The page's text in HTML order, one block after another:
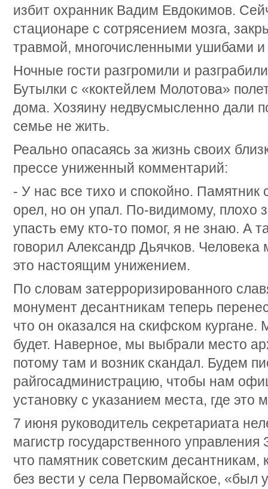
избит охранник Вадим Евдокимов.
стационаре с сотрясением мозга,
травмой, многочисленными ушибами и
Ночные гости разгромили и
Бутылки с «коктейлем Молотова»
дома. Хозяину недвусмысленно дали
семье не жить.
Реально опасаясь за жизнь своих
прессе униженный комментарий:
- У нас все тихо и спокойно.
орел, но он упал. По-видимому, плохо
упасть ему кто-то помог, я не знаю. А
говорил Александр Дьячков.
это настоящим унижением.
По словам затерроризированного
монумент десантникам теперь
что он оказался на скифском
будет. Наверное, мы выбрали место
потому там и возник скандал. Будем
райгосадминистрацию, чтобы нам
установку с указанием места, где
7 июня руководитель секретариата
магистр государственного
что памятник советским десантникам,
без вести у села Первомайское, «был